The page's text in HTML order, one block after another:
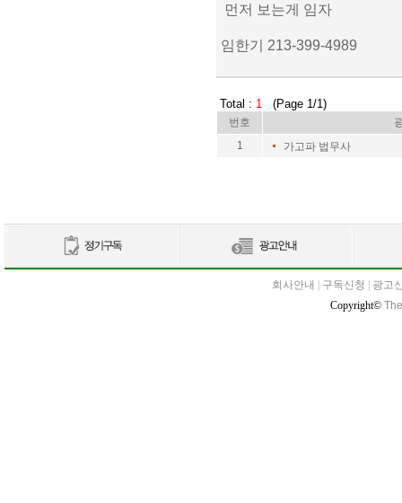
먼저 보는게 임자
임한기 213-399-4989
Total : 1 (Page 1/1)
번호
1
가고파 법무사
회사안내 구독신청
광고
Copyright©